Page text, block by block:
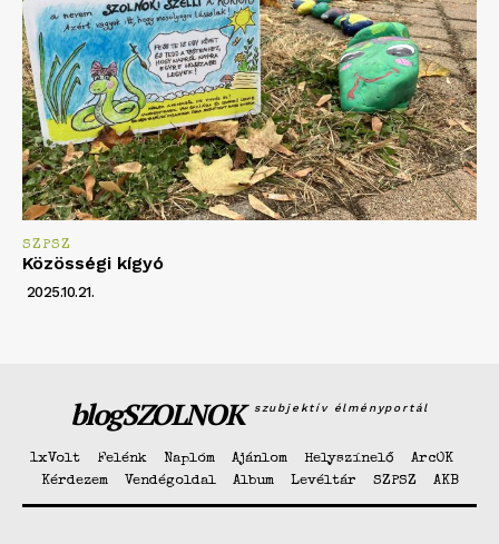
SZPSZ
Közösségi kígyó
2025.10.21.
blogSZOLNOK szubjektív élményportál
1xVolt Felénk Naplóm Ajánlom Helyszínelő
ArcOK
Kérdezem
Vendégoldal Album Levéltár SZPSZ AKB